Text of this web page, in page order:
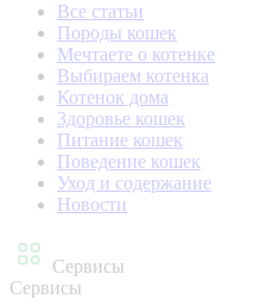
Все статьи
Породы кошек
Мечтаете о котенке
Выбираем котенка
Котенок дома
Здоровье кошек
Питание кошек
Поведение кошек
Уход и содержание
Новости
Сервисы
Сервисы